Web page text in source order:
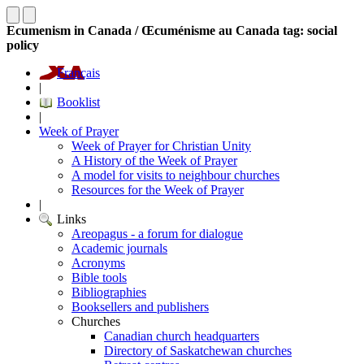
Ecumenism in Canada / Œcuménisme au Canada tag: social
policy
Français
|
Booklist
|
Week of Prayer
Week of Prayer for Christian Unity
A History of the Week of Prayer
A model for visits to neighbour churches
Resources for the Week of Prayer
|
Links
Areopagus - a forum for dialogue
Academic journals
Acronyms
Bible tools
Bibliographies
Booksellers and publishers
Churches
Canadian church headquarters
Directory of Saskatchewan churches